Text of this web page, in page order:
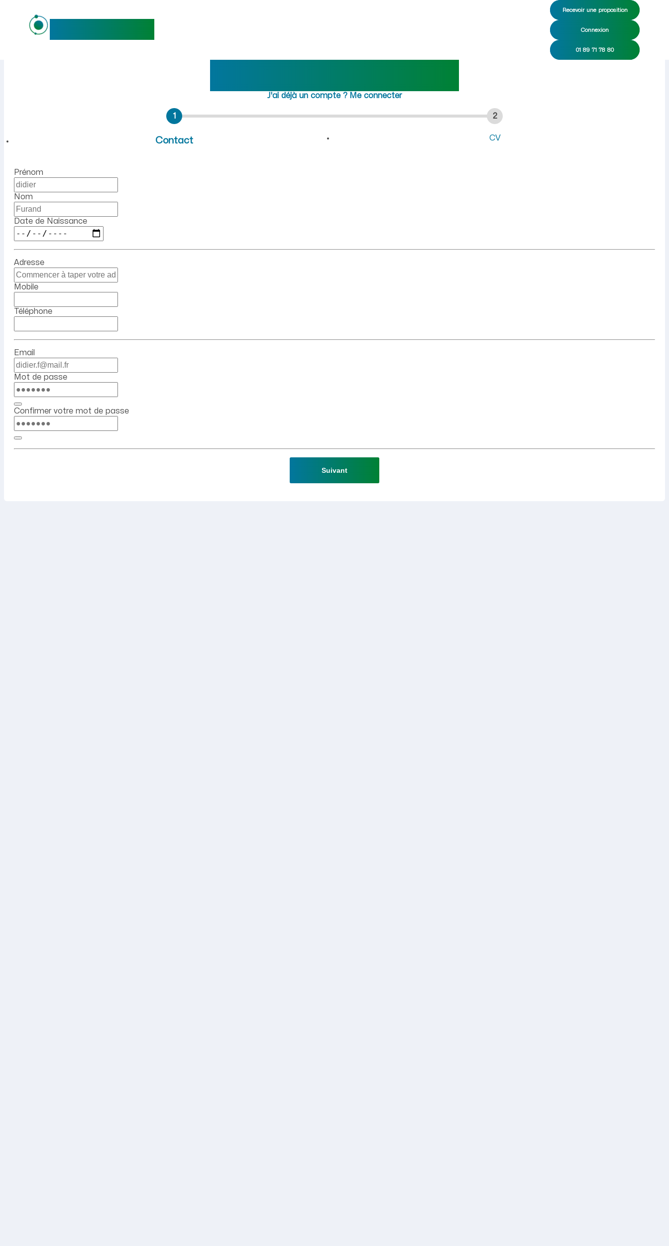
Recevoir une proposition
Connexion
01 89 71 78 80
Emploi à Parfondru (Aisne) : recrutement femme de ménage CDI/CDD
Rejoindre maideoàParfondru
J'ai déjà un compte ? Me connecter
1
Contact
2
CV
Prénom
Nom
Date de Naissance
Adresse
Mobile
Téléphone
Email
Mot de passe
Confirmer votre mot de passe
Suivant